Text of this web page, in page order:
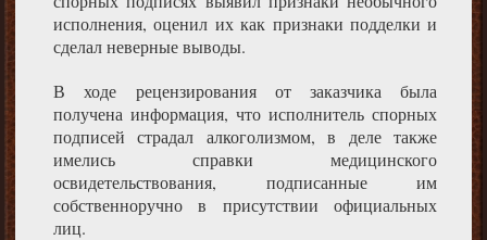
исполнения, оценил их как признаки подделки и
сделал неверные выводы.
В ходе рецензирования от заказчика была
получена информация, что исполнитель спорных
подписей страдал алкоголизмом, в деле также
имелись справки медицинского
освидетельствования, подписанные им
собственноручно в присутствии официальных
лиц.